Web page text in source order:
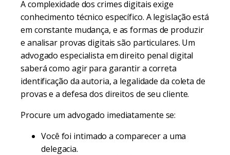
A complexidade dos crimes digitais exige
conhecimento técnico específico. A legislação está
em constante mudança, e as formas de produzir
e analisar provas digitais são particulares. Um
advogado especialista em direito penal digital
saberá como agir para garantir a correta
identificação da autoria, a legalidade da coleta de
provas e a defesa dos direitos de seu cliente.
Procure um advogado imediatamente se:
Você foi intimado a comparecer a uma
delegacia.